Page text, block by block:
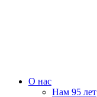
О нас
Нам 95 лет